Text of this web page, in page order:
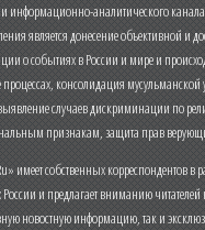
информационно-аналитического
является донесение объективной и
о событиях в России и мире и
процессах, консолидация
случаев дискриминации по
признакам, защита прав
имеет собственных корреспондентов в
России и предлагает вниманию читателей
новостную информацию, так и